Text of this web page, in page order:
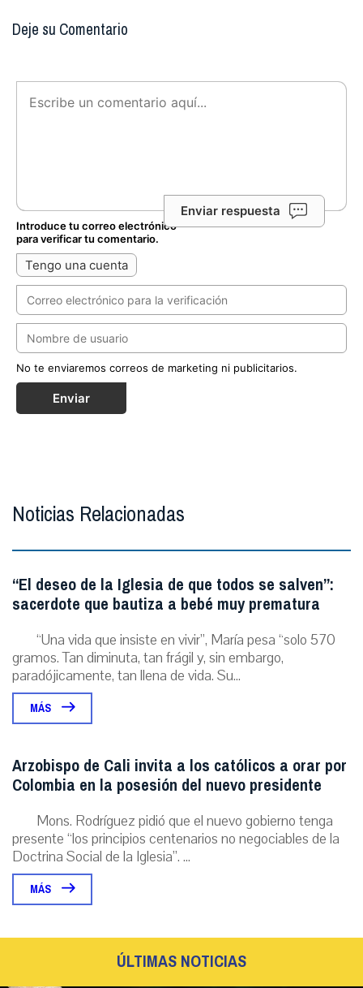
Deje su Comentario
Enviar respuesta
Introduce tu correo electrónico
para verificar tu comentario.
Tengo una cuenta
No te enviaremos correos de marketing ni publicitarios.
Enviar
Noticias Relacionadas
“El deseo de la Iglesia de que todos se salven”:
sacerdote que bautiza a bebé muy prematura
“Una vida que insiste en vivir”, María pesa “solo 570
gramos. Tan diminuta, tan frágil y, sin embargo,
paradójicamente, tan llena de vida. Su...
MÁS
Arzobispo de Cali invita a los católicos a orar por
Colombia en la posesión del nuevo presidente
Mons. Rodríguez pidió que el nuevo gobierno tenga
presente “los principios centenarios no negociables de la
Doctrina Social de la Iglesia”. ...
MÁS
ÚLTIMAS NOTICIAS